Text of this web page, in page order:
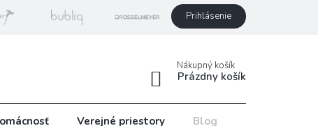
Prihlásenie
Nákupný košík
Prázdny košík
Verejné priestory Blog